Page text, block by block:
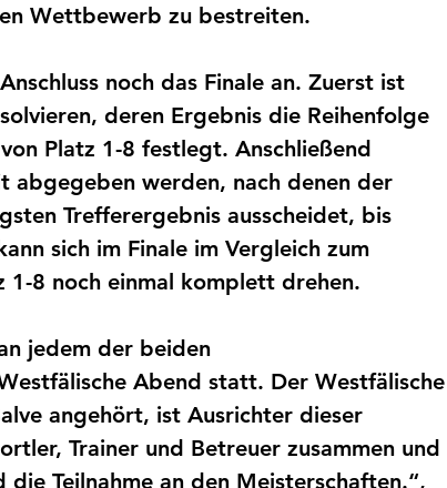
Wettbewerb zu bestreiten.
noch das Finale an. Zuerst ist
deren Ergebnis die Reihenfolge
Platz 1-8 festlegt. Anschließend
abgegeben werden, nach denen der
Trefferergebnis ausscheidet, bis
sich im Finale im Vergleich zum
8 noch einmal komplett drehen.
jedem der beiden
Abend statt. Der Westfälische
angehört, ist Ausrichter dieser
Trainer und Betreuer zusammen und
Teilnahme an den Meisterschaften.“,